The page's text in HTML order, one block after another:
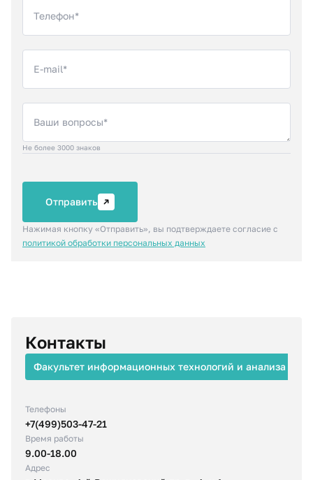
Телефон*
E-mail*
Ваши вопросы*
Не более 3000 знаков
Отправить
Нажимая кнопку «Отправить», вы подтверждаете согласие с
политикой обработки персональных данных
Контакты
Факультет информационных технологий и анализа
Телефоны
+7(499)503-47-21
Время работы
9.00-18.00
Адрес